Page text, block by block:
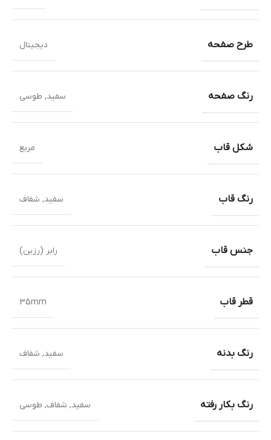
طرح صفحه دیجیتال
رنگ صفحه سفید, طوسی
شکل قاب مربع
رنگ قاب سفید, شفاف
جنس قاب رابر (رزین)
قطر قاب 35mm
رنگ بدنه سفید, شفاف
رنگ بکار رفته سفید, شفاف, طوسی